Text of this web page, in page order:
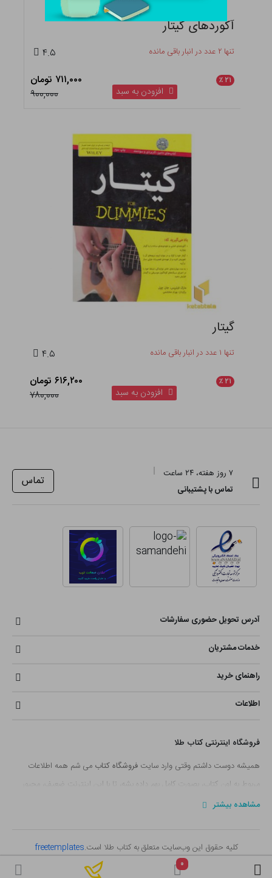
آکوردهای گیتار
تنها ۲ عدد در انبار باقی مانده ۴.۵
۲۱ ٪
۷۱۱,۰۰۰ تومان
۹۰۰,۰۰۰
افزودن به سبد
گیتار
تنها ۱ عدد در انبار باقی مانده ۴.۵
۲۱ ٪
۶۱۶,۲۰۰ تومان
۷۸۰,۰۰۰
افزودن به سبد
۰
۷ روز هفته، ۲۴ ساعت
تماس با پشتیبانی
تماس
آدرس تحویل حضوری سفارشات
خدمات مشتریان
راهنمای خرید
اطلاعات
فروشگاه اینترنتی کتاب طلا
همیشه دوست داشتم وقتی وارد سایت فروشگاه کتاب می شم همه اطلاعات
مربوط به اون کتاب، بصورت کامل بهم داده بشه، تا با این اینترنت ضعیف، مجبور
نباشم صفحه ها رو جابجا کنم. همین فکر شده بود یک دغدغه ای که تعداد کمی از
هم به تعدادشون اضافه می شه که جلوتر از من شروع به کار کردند و این سوال که؛
مشاهده بیشتر
کلیه حقوق این وب‌سایت متعلق به کتاب طلا است.freetemplates